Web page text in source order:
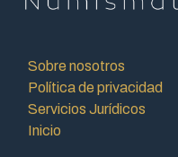
Sobre nosotros
Política de privacidad
Servicios Jurídicos
Inicio